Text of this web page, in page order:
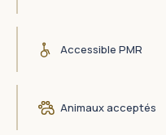
Accessible PMR
Animaux acceptés